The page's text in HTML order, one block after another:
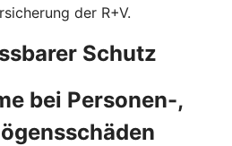
der R+V.
Schutz
bei Personen-,